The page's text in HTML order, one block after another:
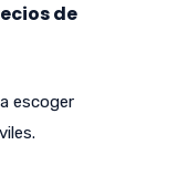
de
escoger